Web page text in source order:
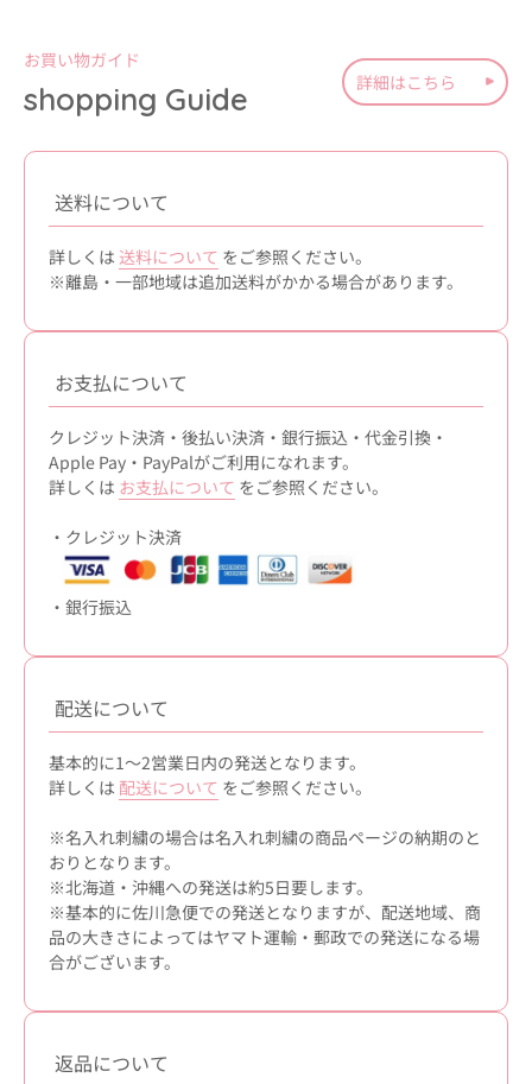
お買い物ガイド
shopping Guide 詳細はこちら
送料について
詳しくは 送料について をご参照ください。
※離島・一部地域は追加送料がかかる場合があります。
お支払について
クレジット決済・後払い決済・銀行振込・代金引換・
Apple Pay・PayPalがご利用になれます。
詳しくは お支払について をご参照ください。
・クレジット決済
・銀行振込
配送について
基本的に1～2営業日内の発送となります。
詳しくは 配送について をご参照ください。
※名入れ刺繍の場合は名入れ刺繍の商品ページの納期のと
おりとなります。
※北海道・沖縄への発送は約5日要します。
※基本的に佐川急便での発送となりますが、配送地域、商
品の大きさによってはヤマト運輸・郵政での発送になる場
合がございます。
返品について